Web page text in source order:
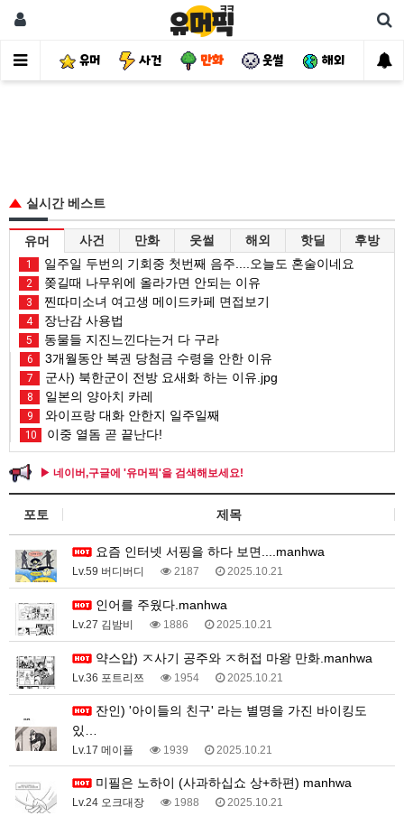
유머 사건 만화 웃썰 해외 핫
실시간 베스트
유머 사건 만화 웃썰 해외 핫딜 후방
1 일주일 두번의 기회중 첫번째 음주....오늘도 혼술이네요
2 쫒길때 나무위에 올라가면 안되는 이유
3 찐따미소녀 여고생 메이드카페 면접보기
4 장난감 사용법
5 동물들 지진느낀다는거 다 구라
6 3개월동안 복권 당첨금 수령을 안한 이유
7 군사) 북한군이 전방 요새화 하는 이유.jpg
8 일본의 양아치 카레
9 와이프랑 대화 안한지 일주일째
10 이중 열돔 곧 끝난다!
▶ 네이버,구글에 '유머픽'을 검색해보세요!
포토 제목
요즘 인터넷 서핑을 하다 보면....manhwa
Lv.59 버디버디 2187 2025.10.21
인어를 주웠다.manhwa
Lv.27 김밤비 1886 2025.10.21
약스압) ㅈ사기 공주와 ㅈ허접 마왕 만화.manhwa
Lv.36 포트리쯔 1954 2025.10.21
있…
Lv.17 메이플 1939 2025.10.21
미필은 노하이 (사과하십쇼 상+하편) manhwa
Lv.24 오크대장 1988 2025.10.21